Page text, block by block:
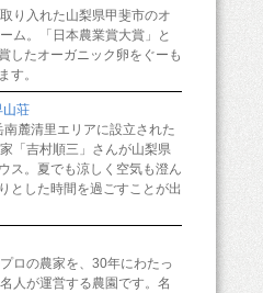
り入れた山梨県甲斐市のオ
ム。「日本農業賞大賞」と
したオーガニック卵をぐーも
す。
山荘
麓清里エリアに設立された
「吉村順三」さんが山梨県
ス。夏でも涼しく空気も澄ん
とした時間を過ごすことが出
ロの農家を、30年にわたっ
人が運営する農園です。名